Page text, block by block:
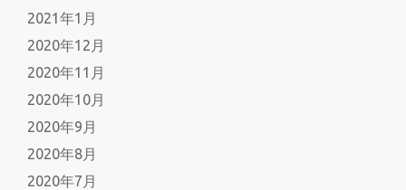
2021年1月
2020年12月
2020年11月
2020年10月
2020年9月
2020年8月
2020年7月